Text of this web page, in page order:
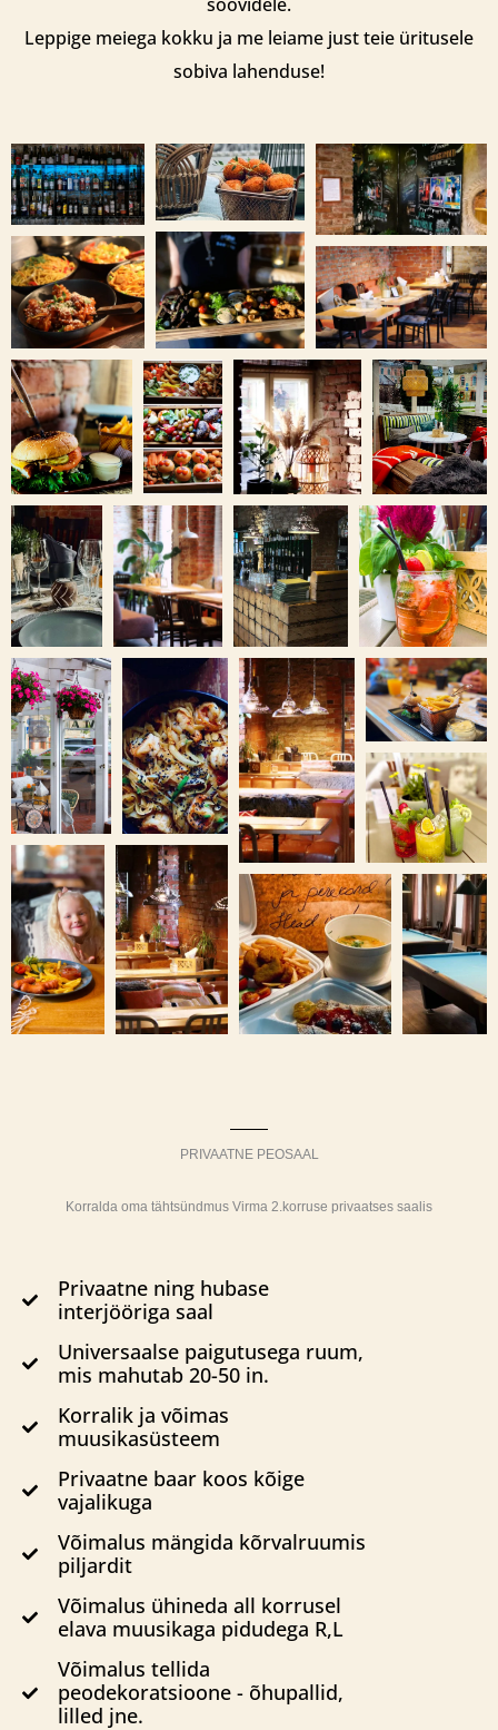
Leppige meiega kokku ja me leiame just teie üritusele
sobiva lahenduse!
PRIVAATNE PEOSAAL
Korralda oma tähtsündmus Virma 2.korruse privaatses saalis
Privaatne ning hubase
interjööriga saal
Universaalse paigutusega ruum,
mis mahutab 20-50 in.
Korralik ja võimas
muusikasüsteem
Privaatne baar koos kõige
vajalikuga
Võimalus mängida kõrvalruumis
piljardit
Võimalus ühineda all korrusel
elava muusikaga pidudega R,L
Võimalus tellida
peodekoratsioone - õhupallid,
lilled jne.